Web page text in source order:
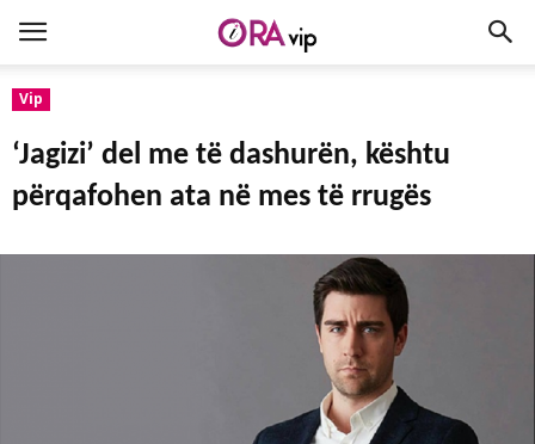
Vip
‘Jagizi’ del me të dashurën, kështu
përqafohen ata në mes të rrugës